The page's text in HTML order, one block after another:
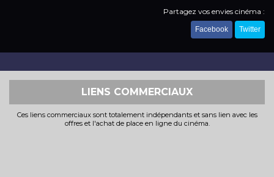
Partagez vos envies cinéma :
Facebook Twitter
LIENS COMMERCIAUX
Ces liens commerciaux sont totalement indépendants et sans lien avec les
offres et l'achat de place en ligne du cinéma.